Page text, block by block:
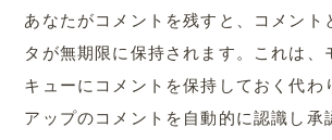
あなたがコメントを残すと、コメント
タが無期限に保持されます。これは、
キューにコメントを保持しておく代わ
アップのコメントを自動的に認識し承